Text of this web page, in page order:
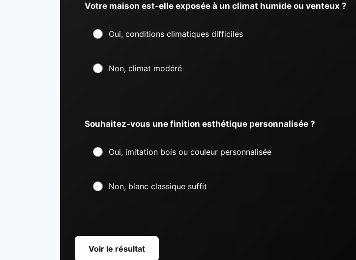
Votre maison est-elle exposée à un climat humide ou venteux ?
Oui, conditions climatiques difficiles
Non, climat modéré
Souhaitez-vous une finition esthétique personnalisée ?
Oui, imitation bois ou couleur personnalisée
Non, blanc classique suffit
Voir le résultat